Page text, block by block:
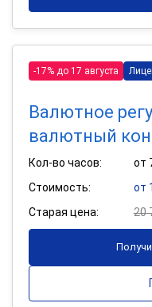
-17% до 17 августа
Валютное
валютный
Кол-во часов:
от
Стоимость:
от
Старая цена:
20